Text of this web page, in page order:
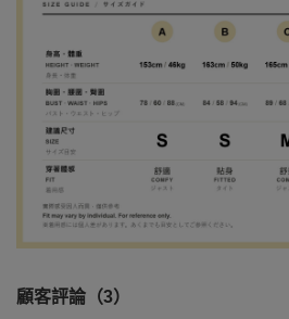
顧客評論（3）